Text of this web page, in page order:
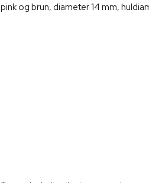
pink og brun, diameter 14 mm,